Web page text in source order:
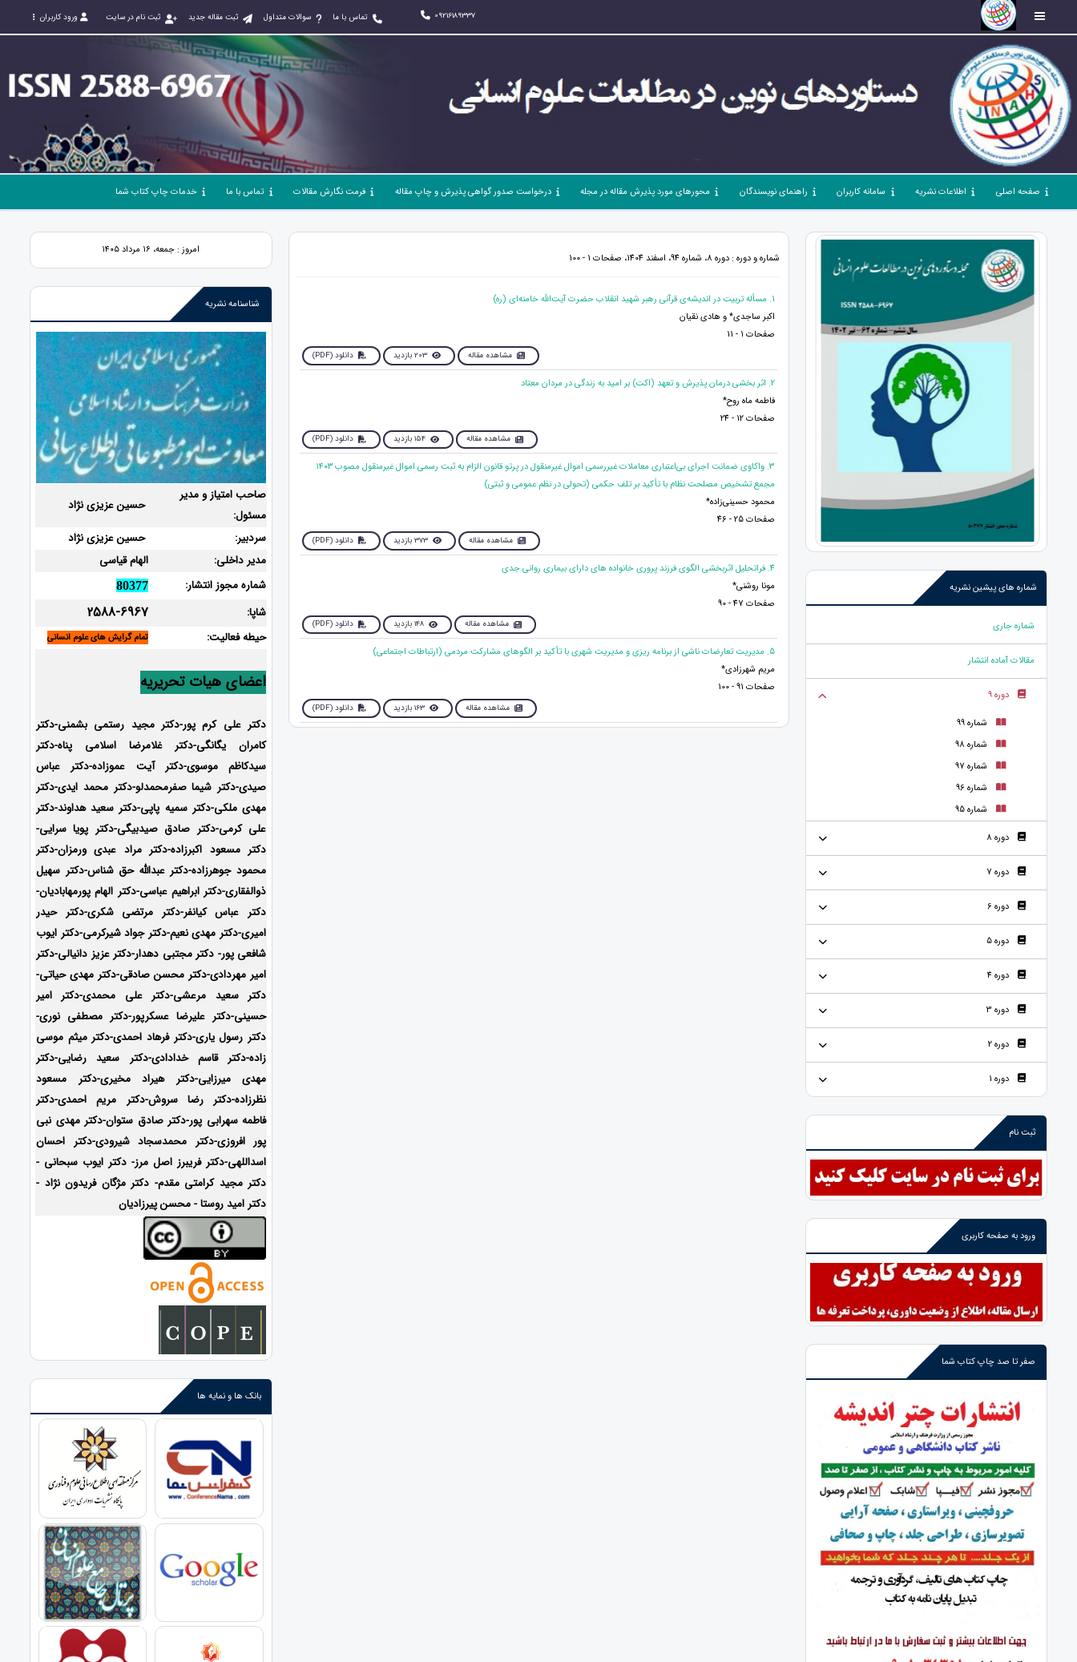
09216189337 تماس با ما سوالات متداول ثبت مقاله جدید ثبت نام در سایت ورود کاربران
صفحه اصلی اطلاعات نشریه سامانه کاربران راهنمای نویسندگان محورهای مورد پذیرش مقاله در مجله درخواست صدور گواهی پذیرش و چاپ مقاله فرمت نگارش مقالات تماس با ما خدمات چاپ کتاب شما
شماره های پیشین نشریه
شماره جاری
مقالات آماده انتشار
دوره 9
شماره 99
شماره 98
شماره 97
شماره 96
شماره 95
دوره 8
دوره 7
دوره 6
دوره 5
دوره 4
دوره 3
دوره 2
دوره 1
ثبت نام
ورود به صفحه کاربری
صفر تا صد چاپ کتاب شما
شماره و دوره : دوره 8، شماره 94، اسفند 1404، صفحات 1 - 100
1. مسأله تربیت در اندیشه‌ی قرآنی رهبر شهید انقلاب حضرت آیت‌الله خامنه‌ای (ره)
اکبر ساجدی* و هادی نقیان
صفحات 1 - 11
مشاهده مقاله 203 بازدید دانلود (PDF)
2. اثر بخشی درمان پذیرش و تعهد (اکت) بر امید به زندگی در مردان معتاد
فاطمه ماه روح*
صفحات 12 - 24
مشاهده مقاله 154 بازدید دانلود (PDF)
3. واکاوی ضمانت اجرای بی‌اعتباری معاملات غیررسمی اموال غیرمنقول در پرتو قانون الزام به ثبت رسمی اموال غیرمنقول مصوب ۱۴۰۳
مجمع تشخیص مصلحت نظام با تأکید بر تلف حکمی (تحولی در نظم عمومی و ثبتی)
محمود حسینی‌زاده*
صفحات 25 - 46
مشاهده مقاله 373 بازدید دانلود (PDF)
4. فراتحليل اثربخشی الگوی فرزند پروری خانواده های دارای بيماری روانی جدی
مونا روشنی*
صفحات 47 - 90
مشاهده مقاله 148 بازدید دانلود (PDF)
5. مدیریت تعارضات ناشی از برنامه ریزی و مدیریت شهری با تأکید بر الگوهای مشارکت مردمی (ارتباطات اجتماعی)
مریم شهرزادی*
صفحات 91 - 100
مشاهده مقاله 163 بازدید دانلود (PDF)
امروز : جمعه، ۱۶ مرداد ۱۴۰۵
شناسنامه نشریه
صاحب امتیاز و مدیر
مسئول:
حسین عزیزی نژاد
سردبیر:
حسین عزیزی نژاد
مدیر داخلی:
الهام قیاسی
شماره مجوز انتشار:
80377
شاپا: 2588-6967
حیطه فعالیت: تمام گرایش های علوم انسانی
اعضای هیات تحریریه
دکتر علی کرم پور-دکتر مجید رستمی بشمنی-دکتر
کامران یگانگی-دکتر غلامرضا اسلامی پناه-دکتر
سیدکاظم موسوی-دکتر آیت عموزاده-دکتر عباس
صیدی-دکتر شیما صفرمحمدلو-دکتر محمد ایدی-دکتر
مهدی ملکی-دکتر سمیه پاپی-دکتر سعید هداوند-دکتر
علی کرمی-دکتر صادق صیدبیگی-دکتر پویا سرایی-
دکتر مسعود اکبرزاده-دکتر مراد عبدی ورمزان-دکتر
محمود جوهرزاده-دکتر عبدالله حق شناس-دکتر سهیل
ذوالفقاری-دکتر ابراهیم عباسی-دکتر الهام پورمهابادیان-
دکتر عباس کیانفر-دکتر مرتضی شکری-دکتر حیدر
امیری-دکتر مهدی نعیم-دکتر جواد شیرکرمی-دکتر ایوب
شافعی پور- دکتر مجتبی دهدار-دکتر عزیز دانیالی-دکتر
امیر مهردادی-دکتر محسن صادقی-دکتر مهدی حیاتی-
دکتر سعید مرعشی-دکتر علی محمدی-دکتر امیر
حسینی-دکتر علیرضا عسکرپور-دکتر مصطفی نوری-
دکتر رسول یاری-دکتر فرهاد احمدی-دکتر میثم موسی
زاده-دکتر قاسم خدادادی-دکتر سعید رضایی-دکتر
مهدی میرزایی-دکتر هیراد مخیری-دکتر مسعود
نظرزاده-دکتر رضا سروش-دکتر مریم احمدی-دکتر
فاطمه سهرابی پور-دکتر صادق ستوان-دکتر مهدی نبی
پور افروزی-دکتر محمدسجاد شیرودی-دکتر احسان
اسداللهی-دکتر فریبرز اصل مرز- دکتر ایوب سبحانی -
دکتر مجید کرامتی مقدم- دکتر مژگان فریدون نژاد -
دکتر امید روستا - محسن پیرزادیان
بانک ها و نمایه ها